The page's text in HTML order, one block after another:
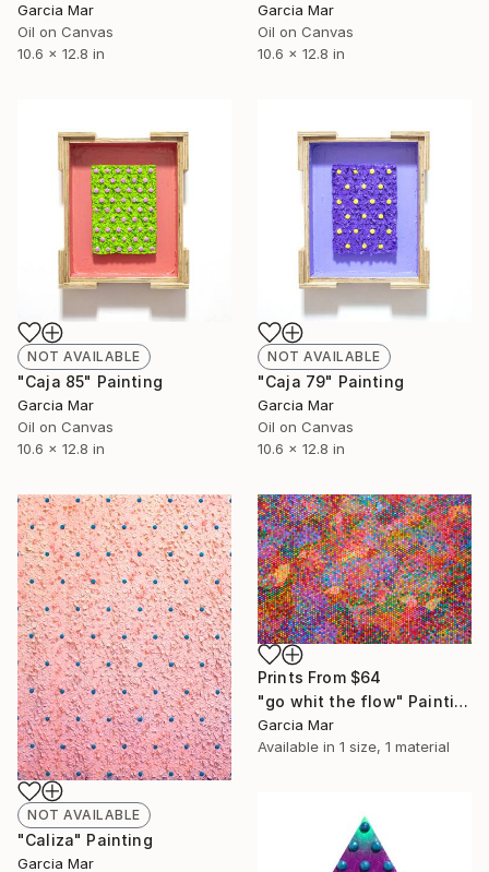
Garcia Mar
Oil on Canvas
10.6 x 12.8 in
Garcia Mar
Oil on Canvas
10.6 x 12.8 in
NOT AVAILABLE
"Caja 85" Painting
Garcia Mar
Oil on Canvas
10.6 x 12.8 in
NOT AVAILABLE
"Caja 79" Painting
Garcia Mar
Oil on Canvas
10.6 x 12.8 in
NOT AVAILABLE
"Caliza" Painting
Garcia Mar
Prints From $64
"go whit the flow" Painting
Garcia Mar
Available in 1 size, 1 material